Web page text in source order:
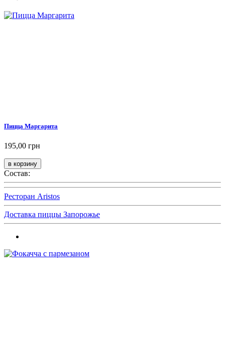
Пицца Маргарита
195,00 грн
Состав:
Ресторан Aristos
Доставка пиццы Запорожье